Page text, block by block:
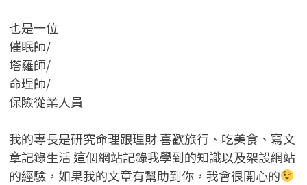
也是一位
催眠師/
塔羅師/
命理師/
保險從業人員
我的專長是研究命理跟理財 喜歡旅行、吃美食、寫文
章記錄生活 這個網站記錄我學到的知識以及架設網站
的經驗，如果我的文章有幫助到你，我會很開心的